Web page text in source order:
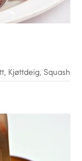
Kjøttdeig Squash